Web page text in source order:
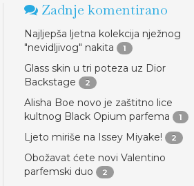
Zadnje komentirano
Najljepša ljetna kolekcija nježnog
"nevidljivog" nakita
1
Glass skin u tri poteza uz Dior
Backstage
2
Alisha Boe novo je zaštitno lice
kultnog Black Opium parfema
1
Ljeto miriše na Issey Miyake! 2
Obožavat ćete novi Valentino
parfemski duo
2